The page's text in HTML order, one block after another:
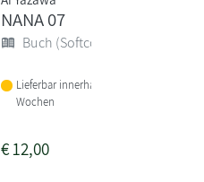
NANA 07
Buch (Softcover)
Lieferbar innerhalb von 2
Wochen
€12,00